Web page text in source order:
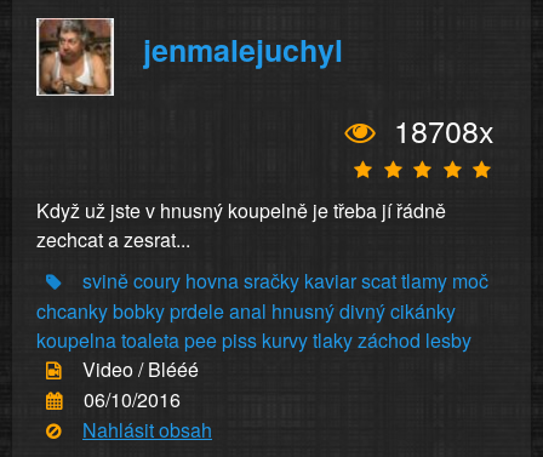
jenmalejuchyl
18708x
Když už jste v hnusný koupelně je třeba jí řádně
zechcat a zesrat...
sviněcoury hovnasračky kaviarscattlamy moč
chcankybobkyprdeleanal hnusnýdivnýcikánky
koupelnatoaletapeepiss kurvytlakyzáchod lesby
Video / Blééé
06/10/2016
Nahlásit obsah